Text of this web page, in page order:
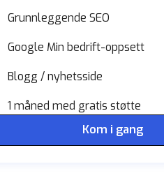
Grunnleggende SEO
Google Min bedrift-oppsett
Blogg / nyhetsside
1 måned med gratis støtte
Kom i gang